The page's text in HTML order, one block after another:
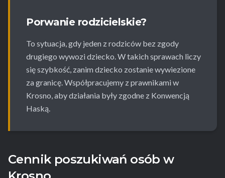
Porwanie rodzicielskie?
To sytuacja, gdy jeden z rodziców bez zgody
drugiego wywozi dziecko. W takich sprawach liczy
się szybkość, zanim dziecko zostanie wywiezione
za granicę. Współpracujemy z prawnikami w
Krosno, aby działania były zgodne z Konwencją
Haską.
Cennik poszukiwań osób w